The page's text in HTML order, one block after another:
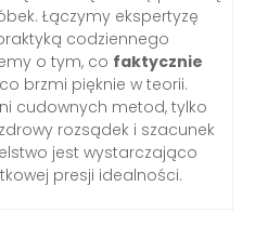
Łączymy ekspertyzę
codziennego
o tym, co faktycznie
brzmi pięknie w teorii.
cudownych metod, tylko
rozsądek i szacunek
jest wystarczająco
presji idealności.